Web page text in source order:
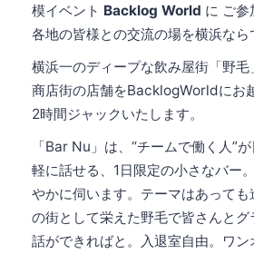
模イベント Backlog World に ご参
各地の皆様との交流の場を横浜なら
横浜一のディープな飲み屋街「野
商店街の店舗をBacklogWorldにお
2時間ジャックいたします。
「Bar Nu」は、“チームで働く人”
軽に話せる、1日限定の小さなバー
やかに伺います。テーマはあって
の街として栄えた野毛で皆さんと
話ができればと。入退室自由。ワン